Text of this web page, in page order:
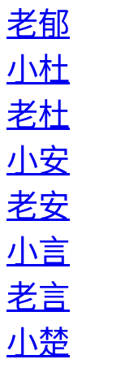
老郁
小杜
老杜
小安
老安
小言
老言
小楚